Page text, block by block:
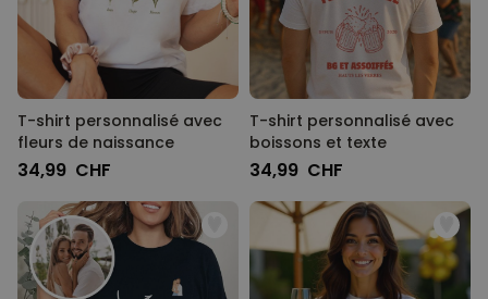
T-shirt personnalisé avec
fleurs de naissance
34,99 CHF
T-shirt personnalisé avec
boissons et texte
34,99 CHF